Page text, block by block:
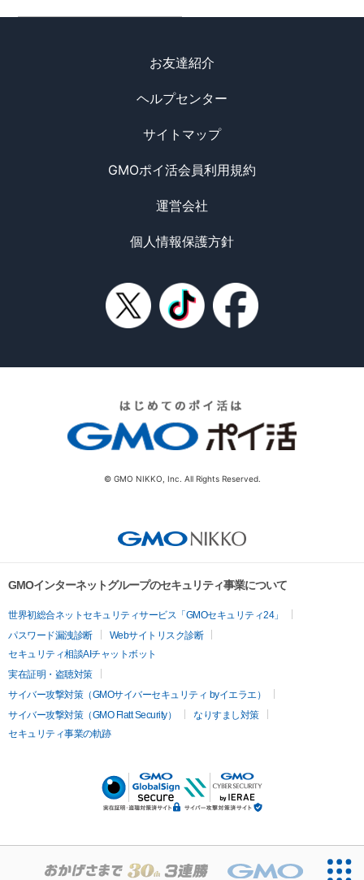
お友達紹介
ヘルプセンター
サイトマップ
GMOポイ活会員利用規約
運営会社
個人情報保護方針
© GMO NIKKO, Inc. All Rights Reserved.
GMOインターネットグループのセキュリティ事業について
世界初総合ネットセキュリティサービス「GMOセキュリティ24」
パスワード漏洩診断
Webサイトリスク診断
セキュリティ相談AIチャットボット
実在証明・盗聴対策
サイバー攻撃対策（GMOサイバーセキュリティ byイエラエ）
サイバー攻撃対策（GMO Flatt Security）
なりすまし対策
セキュリティ事業の軌跡